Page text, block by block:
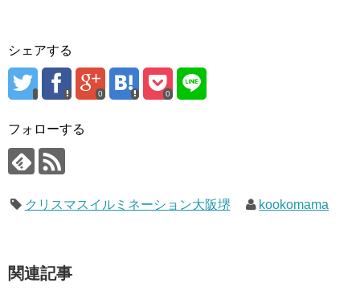
シェアする
0 0
フォローする
クリスマスイルミネーション大阪堺 kookomama
関連記事